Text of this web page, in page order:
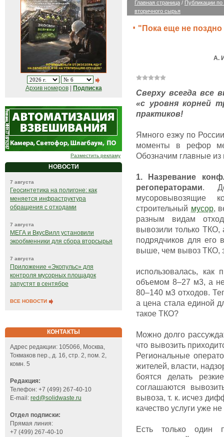
Архив номеров| Подписка
Разместить рекламу
НОВОСТИ
7 августа
Геосинтетика на полигоне: как
меняется инфраструктура
обращения с отходами
7 августа
МЕГА и ВкусВилл установили
экообменники для сбора вторсырья
7 августа
Приложение «Экопульс» для
контроля мусорных площадок
запустят в сентябре
ВСЕ НОВОСТИ
КОНТАКТЫ
Адрес редакции: 105066, Москва,
Токмаков пер., д. 16, стр. 2, пом. 2,
комн. 5
Редакция:
Телефон: +7 (499) 267-40-10
E-mail: red@solidwaste.ru
Отдел подписки:
Прямая линия:
+7 (499) 267-40-10
Главная страница / Публикации
вторичного сырья
"Пока еще не поздно
А.
Сверху всегда все
«с уровня корней
практиков!
Ямного езжу по
моменты в рефор
Обозначим главные из
1. Назревание
регоператорами. До
мусоровывозящие
строительный мусор,
разным видам
вывозили только
подрядчиков для его
выше, чем вывоз ТКО,
использовалась, как
объемом 8–27 м3, а
80–140 м3 отходов.
а цена стала единой
такое ТКО?
Можно долго
что вывозить
Региональные
жителей, власти,
боятся делать
соглашаются
вывоза, т. к. исчез
качество услуги уже
Есть только один